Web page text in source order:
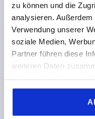
zu können und die
analysieren.
Verwendung unserer
soziale Medien,
Partner führen diese
weiteren Daten
gesammelt haben.
LÄNGE=69
T=10
Bestellnummer:
5,30 €
zzgl. MwSt.